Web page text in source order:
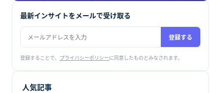
最新インサイトをメールで受け取る
登録する
登録することで、 プライバシーポリシーに同意したものとみなされます。
人気記事